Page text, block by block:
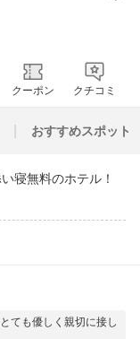
クーポン クチコミ
おすすめスポット
寝無料のホテル！
ても優しく親切に接し